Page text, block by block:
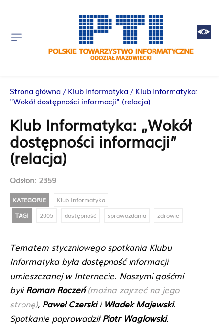
Strona główna Klub Informatyka
Klub Informatyka:
"Wokół dostępności informacji" (relacja)
Klub Informatyka: „Wokół
dostępności informacji”
(relacja)
Odsłon: 2359
KATEGORIE
Klub Informatyka
TAGI
2005 dostępność sprawozdania zdrowie
Tematem styczniowego spotkania Klubu
Informatyka była dostępność informacji
umieszczanej w Internecie. Naszymi gośćmi
byli Roman Roczeń (można zajrzeć na jego
stronę), Paweł Czerskii Władek Majewski.
Spotkanie poprowadziłPiotr Waglowski.